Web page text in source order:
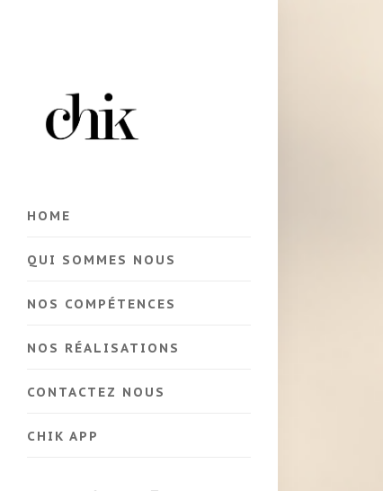
HOME
QUI SOMMES NOUS
NOS COMPÉTENCES
NOS RÉALISATIONS
CONTACTEZ NOUS
CHIK APP